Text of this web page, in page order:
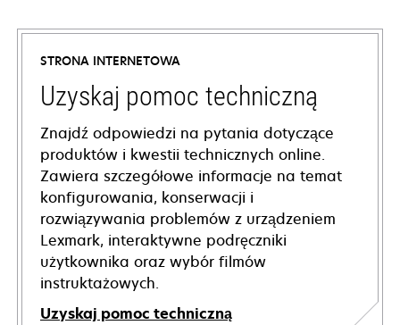
STRONA INTERNETOWA
Uzyskaj pomoc techniczną
Znajdź odpowiedzi na pytania dotyczące
produktów i kwestii technicznych online.
Zawiera szczegółowe informacje na temat
konfigurowania, konserwacji i
rozwiązywania problemów z urządzeniem
Lexmark, interaktywne podręczniki
użytkownika oraz wybór filmów
instruktażowych.
Uzyskaj pomoc techniczną